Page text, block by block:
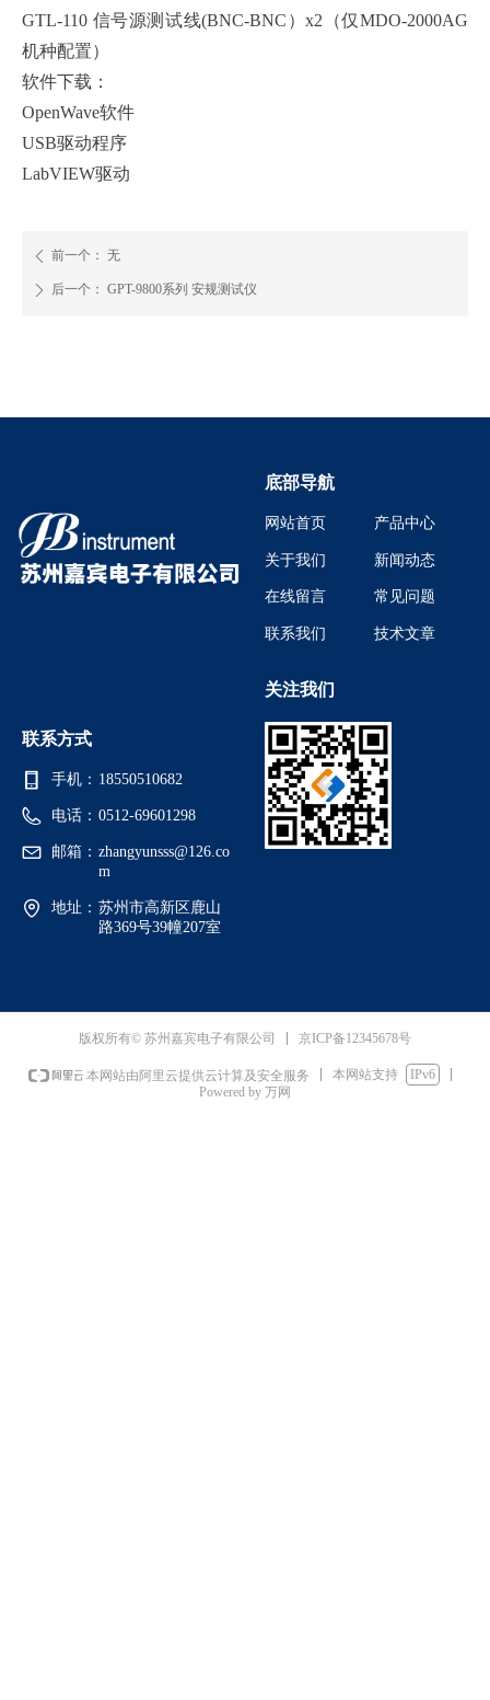
GTL-110 信号源测试线(BNC-BNC）x2（仅MDO-2000AG
机种配置）
软件下载：
OpenWave软件
USB驱动程序
LabVIEW驱动
ꄴ 前一个： 无
ꄲ 后一个： GPT-9800系列 安规测试仪
手机： 18550510682
电话： 0512-69601298
邮箱： zhangyunsss@126.co
m
地址： 苏州市高新区鹿山
路369号39幢207室
联系方式
关注我们
底部导航
网站首页
关于我们
在线留言
联系我们
产品中心
新闻动态
常见问题
技术文章
版权所有© 苏州嘉宾电子有限公司 京ICP备12345678号
本网站由阿里云提供云计算及安全服务 本网站支持
IPv6
Powered by 万网